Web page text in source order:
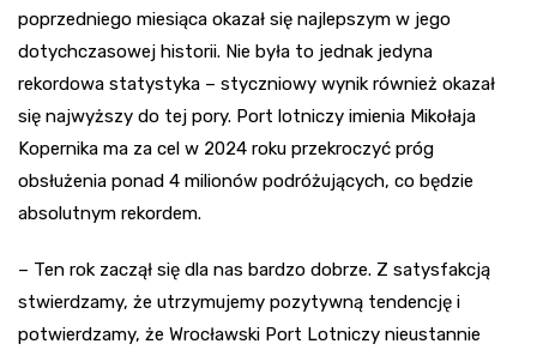
poprzedniego miesiąca okazał się najlepszym w jego
dotychczasowej historii. Nie była to jednak jedyna
rekordowa statystyka – styczniowy wynik również okazał
się najwyższy do tej pory. Port lotniczy imienia Mikołaja
Kopernika ma za cel w 2024 roku przekroczyć próg
obsłużenia ponad 4 milionów podróżujących, co będzie
absolutnym rekordem.
– Ten rok zaczął się dla nas bardzo dobrze. Z satysfakcją
stwierdzamy, że utrzymujemy pozytywną tendencję i
potwierdzamy, że Wrocławski Port Lotniczy nieustannie